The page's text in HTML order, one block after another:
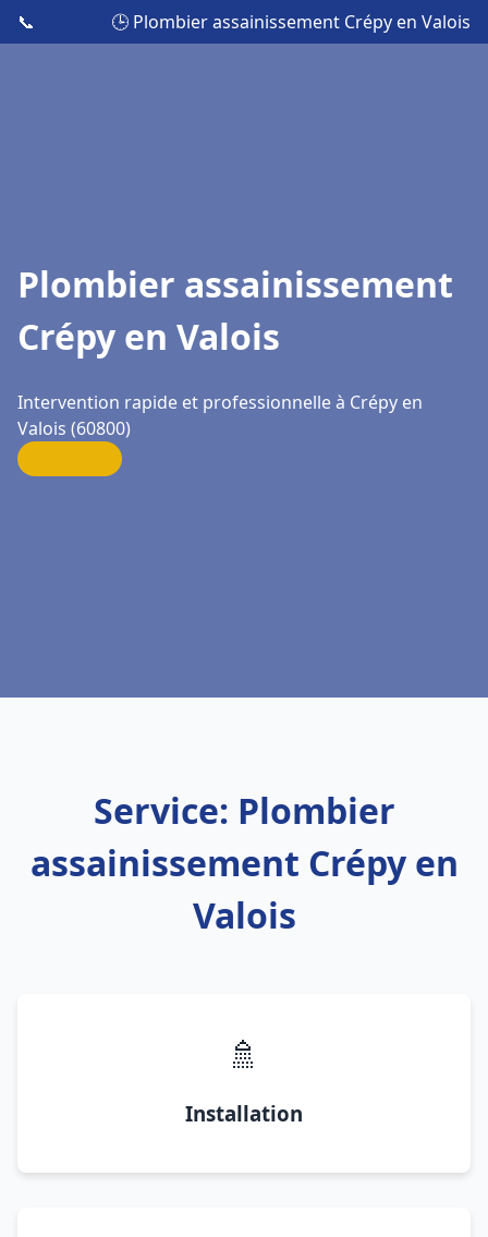
📞 🕒 Plombier assainissement Crépy en Valois
Plombier assainissement
Crépy en Valois
Intervention rapide et professionnelle à Crépy en
Valois (60800)
Service: Plombier
assainissement Crépy en
Valois
🚿
Installation